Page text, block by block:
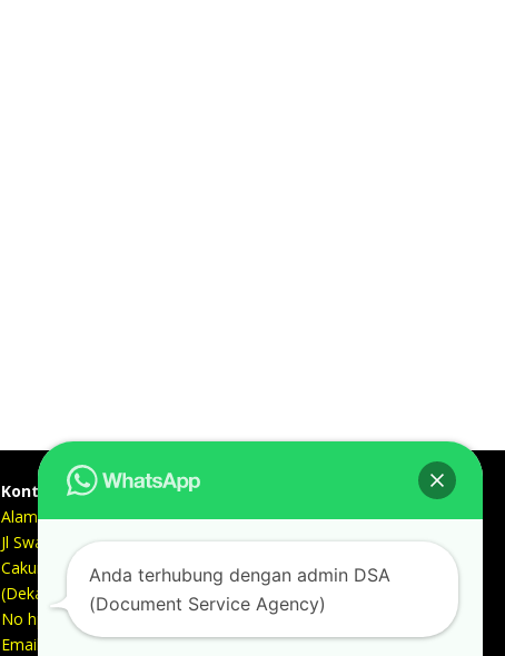
Kontak kami
Alamat kantor :
Jl Swadaya Pam No 6 Rt 006 Rw 007 Jatinegara,
Cakung, Jakarta Timur 13930
(Dekat Mesjid Al Marzukiyah Swadaya Pam)
No hp/ telpon :
087887631193 / 021 48671259
Email :
Anda terhubung dengan admin DSA
(Document Service Agency)